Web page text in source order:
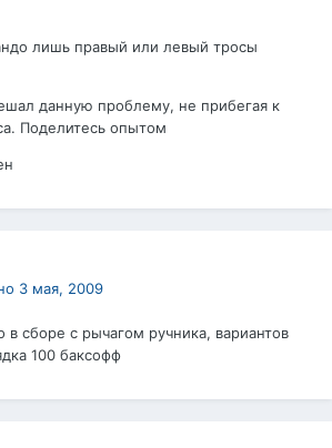
лишь правый или левый тросы
данную проблему, не прибегая к
Поделитесь опытом
3 мая, 2009
в сборе с рычагом ручника, вариантов
100 баксофф